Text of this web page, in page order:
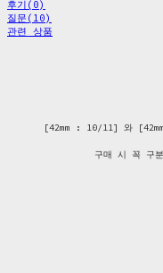
후기(0)
질문(10)
관련 상품
[42mm : 10/11] 와
구매 시 꼭 구